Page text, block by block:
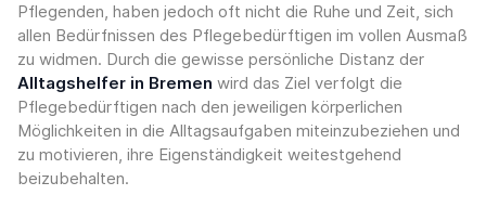
Pflegenden, haben jedoch oft nicht die Ruhe und Zeit, sich
allen Bedürfnissen des Pflegebedürftigen im vollen Ausmaß
zu widmen. Durch die gewisse persönliche Distanz der
Alltagshelfer in Bremen wird das Ziel verfolgt die
Pflegebedürftigen nach den jeweiligen körperlichen
Möglichkeiten in die Alltagsaufgaben miteinzubeziehen und
zu motivieren, ihre Eigenständigkeit weitestgehend
beizubehalten.